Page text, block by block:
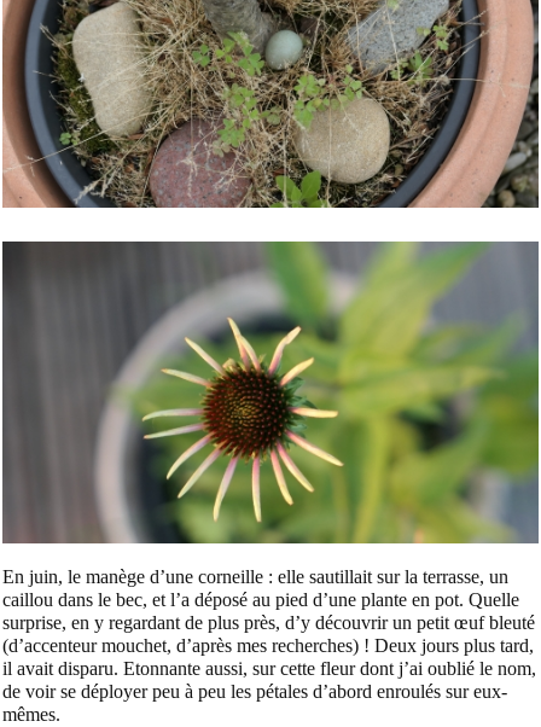
En juin, le manège d’une corneille : elle sautillait sur la terrasse, un
caillou dans le bec, et l’a déposé au pied d’une plante en pot. Quelle
surprise, en y regardant de plus près, d’y découvrir un petit œuf bleuté
(d’accenteur mouchet, d’après mes recherches) ! Deux jours plus tard,
il avait disparu. Etonnante aussi, sur cette fleur dont j’ai oublié le nom,
de voir se déployer peu à peu les pétales d’abord enroulés sur eux-
mêmes.